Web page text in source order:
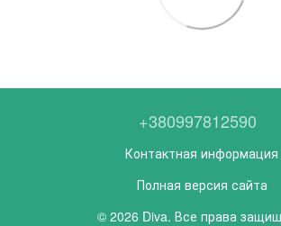
+380997812590
Контактная информация
Полная версия сайта
© 2026 Diva. Все права